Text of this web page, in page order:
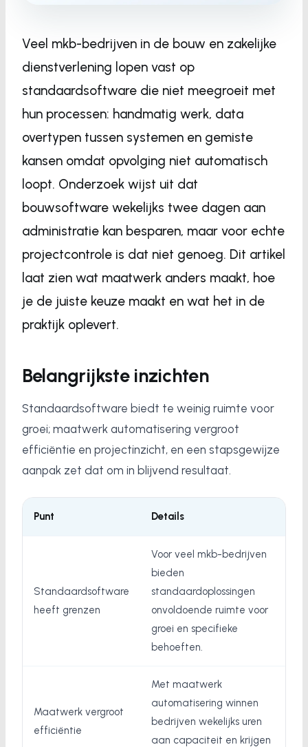
Veel mkb-bedrijven in de bouw en zakelijke
dienstverlening lopen vast op
standaardsoftware die niet meegroeit met
hun processen: handmatig werk, data
overtypen tussen systemen en gemiste
kansen omdat opvolging niet automatisch
loopt. Onderzoek wijst uit dat
bouwsoftware wekelijks twee dagen aan
administratie kan besparen, maar voor echte
projectcontrole is dat niet genoeg. Dit artikel
laat zien wat maatwerk anders maakt, hoe
je de juiste keuze maakt en wat het in de
praktijk oplevert.
Belangrijkste inzichten
Standaardsoftware biedt te weinig ruimte voor
groei; maatwerk automatisering vergroot
efficiëntie en projectinzicht, en een stapsgewijze
aanpak zet dat om in blijvend resultaat.
Punt Details
Standaardsoftware
heeft grenzen
Voor veel mkb-bedrijven
bieden
standaardoplossingen
onvoldoende ruimte voor
groei en specifieke
behoeften.
Maatwerk vergroot
efficiëntie
Met maatwerk
automatisering winnen
bedrijven wekelijks uren
aan capaciteit en krijgen